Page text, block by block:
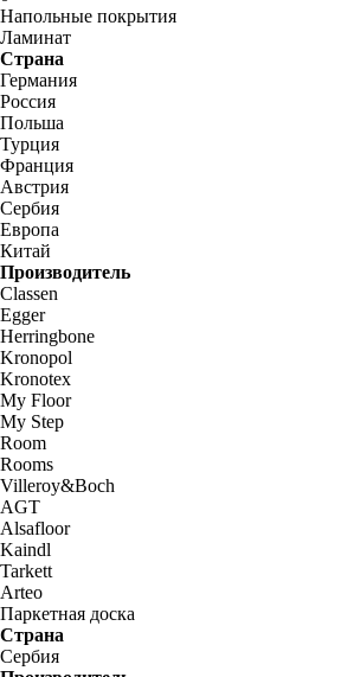
Напольные покрытия
Ламинат
Страна
Германия
Россия
Польша
Турция
Франция
Австрия
Сербия
Европа
Китай
Производитель
Classen
Egger
Herringbone
Kronopol
Kronotex
My Floor
My Step
Room
Rooms
Villeroy&Boch
AGT
Alsafloor
Kaindl
Tarkett
Arteo
Паркетная доска
Страна
Сербия